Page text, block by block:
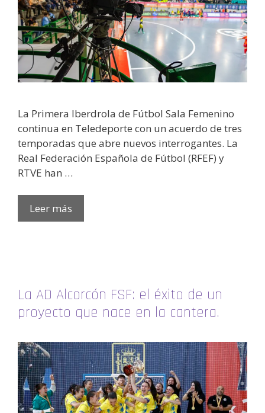
La Primera Iberdrola de Fútbol Sala Femenino
continua en Teledeporte con un acuerdo de tres
temporadas que abre nuevos interrogantes. La
Real Federación Española de Fútbol (RFEF) y
RTVE han …
Leer más
La AD Alcorcón FSF: el éxito de un
proyecto que nace en la cantera.